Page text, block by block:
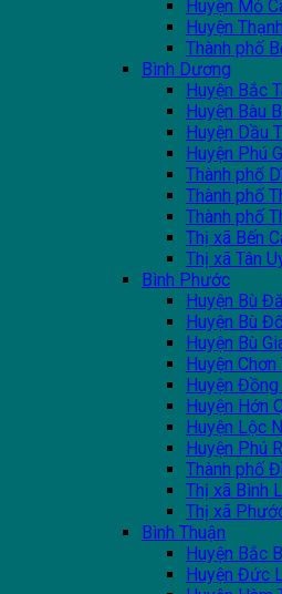
Huyện Mỏ
Huyện
Thành phố
Bình Dương
Huyện Bắc
Huyện Bàu
Huyện Dầu
Huyện Phú
Thành phố
Thành phố
Thành phố
Thị xã Bến
Thị xã Tân
Bình Phước
Huyện Bù
Huyện Bù
Huyện Bù
Huyện Chơn
Huyện Đồng
Huyện Hớn
Huyện Lộc
Huyện Phú
Thành phố
Thị xã Bình
Thị xã
Bình Thuận
Huyện Bắc
Huyện Đức